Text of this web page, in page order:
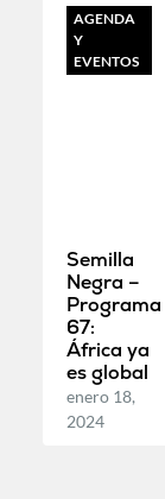
AGENDA
Y
EVENTOS
Semilla
Negra –
Programa
67:
África ya
es global
enero 18,
2024